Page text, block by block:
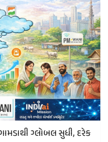
ગ્લોબલ સુધી, દરેક